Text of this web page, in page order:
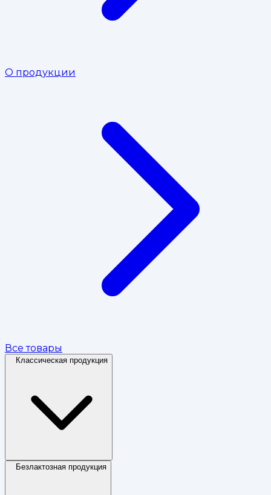
О продукции
Все товары
Классическая продукция
Безлактозная продукция